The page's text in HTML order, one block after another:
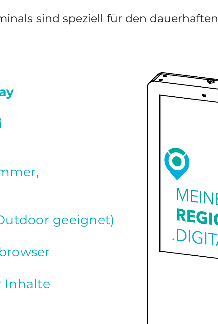
sind speziell für den dauerhaften
geeignet)
Inhalte